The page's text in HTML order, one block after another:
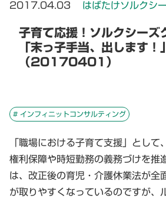
2017.04.03 はばたけソルクシ
子育て応援！ソルクシーズ
「末っ子手当、出します！」
（20170401）
# インフィニットコンサルティング
「職場における子育て支援」として
権利保障や時短勤務の義務づけを推
は、改正後の育児・介護休業法が全
が取りやすくなっているのですが、